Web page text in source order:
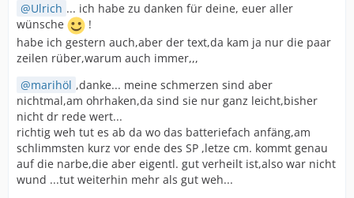
Ulrich ... ich habe zu danken für deine, euer aller
wünsche
!
habe ich gestern auch,aber der text,da kam ja nur die paar
zeilen rüber,warum auch immer,,,
marihöl ,danke... meine schmerzen sind aber
nichtmal,am ohrhaken,da sind sie nur ganz leicht,bisher
nicht dr rede wert...
richtig weh tut es ab da wo das batteriefach anfäng,am
schlimmsten kurz vor ende des SP ,letze cm. kommt genau
auf die narbe,die aber eigentl. gut verheilt ist,also war nicht
wund ...tut weiterhin mehr als gut weh...